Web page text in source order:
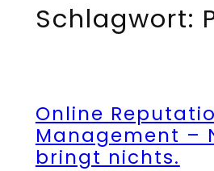
Schlagwort:
Online
Management –
bringt nichts.